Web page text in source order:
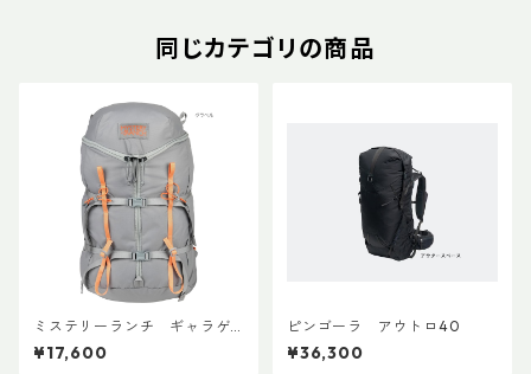
同じカテゴリの商品
ミステリーランチ ギャラゲ
ーター20
¥17,600
ピンゴーラ アウトロ40
¥36,300